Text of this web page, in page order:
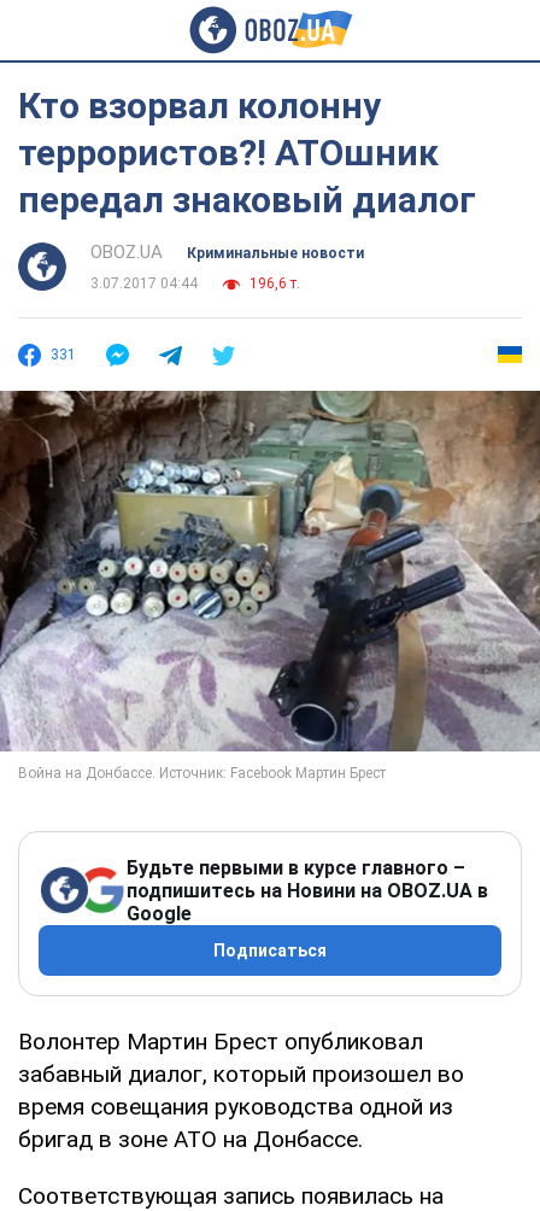
Кто взорвал колонну
террористов?! АТОшник
передал знаковый диалог
OBOZ.UA
Криминальные новости
3.07.2017 04:44
196,6 т.
331
Будьте первыми в курсе главного –
подпишитесь на Новини на OBOZ.UA в
Google
Подписаться
Волонтер Мартин Брест опубликовал
забавный диалог, который произошел во
время совещания руководства одной из
бригад в зоне АТО на Донбассе.
Соответствующая запись появилась на